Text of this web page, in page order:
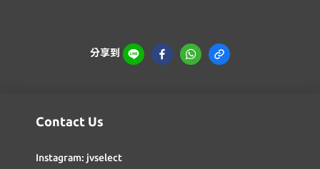
分享到
Contact Us
Instagram: jvselect